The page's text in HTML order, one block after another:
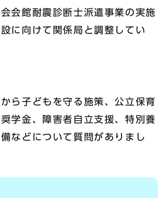
会館耐震診断士派遣事業の実施
に向けて関係局と調整してい
ら子どもを守る施策、公立保育
学金、障害者自立支援、特別養
などについて質問がありまし